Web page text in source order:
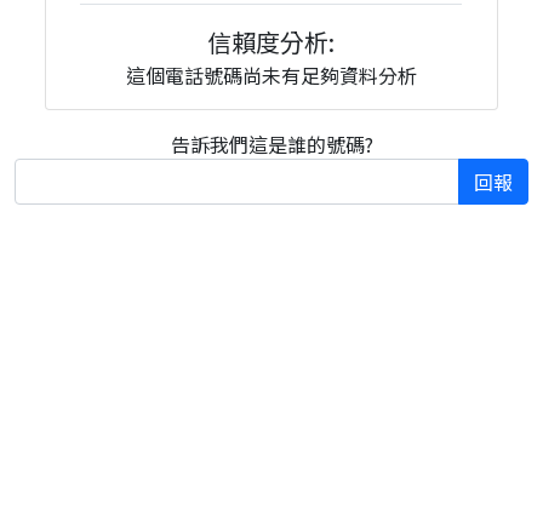
信賴度分析:
這個電話號碼尚未有足夠資料分析
告訴我們這是誰的號碼?
回報